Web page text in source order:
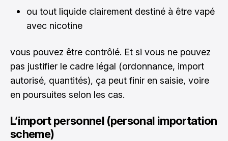
ou tout liquide clairement destiné à être vapé
avec nicotine
vous pouvez être contrôlé. Et si vous ne pouvez
pas justifier le cadre légal (ordonnance, import
autorisé, quantités), ça peut finir en saisie, voire
en poursuites selon les cas.
L’import personnel (personal importation
scheme)